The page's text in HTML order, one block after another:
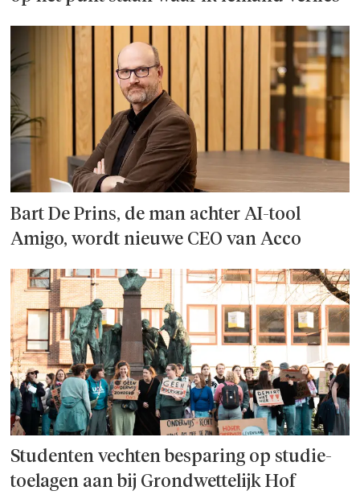
Bart De Prins, de man achter AI-tool
Amigo, wordt nieuwe CEO van Acco
Studenten vechten besparing op studie­
toelagen aan bij Grondwettelijk Hof